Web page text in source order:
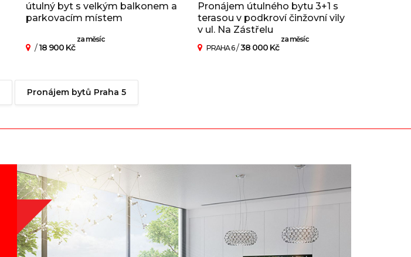
útulný byt s velkým balkonem a
parkovacím místem
/18 900 Kč
za měsíc
Pronájem útulného bytu 3+1 s
terasou v podkroví činžovní vily
v ul. Na Zástřelu
PRAHA 6/38 000 Kč
za měsíc
Pronájem bytů Praha 5